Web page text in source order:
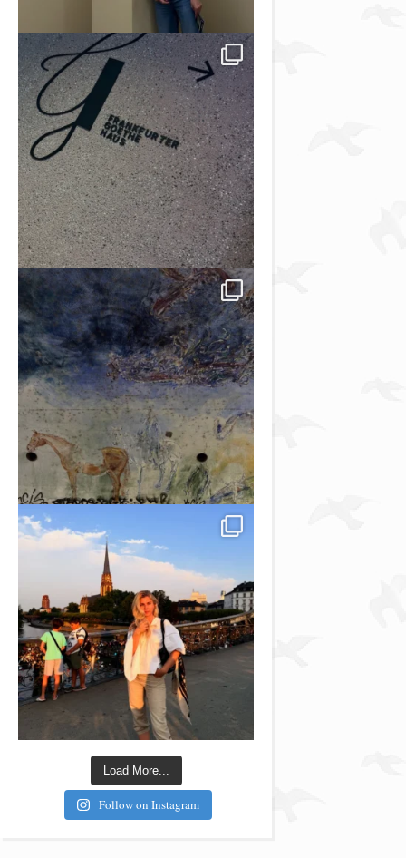
Load More...
Follow on Instagram